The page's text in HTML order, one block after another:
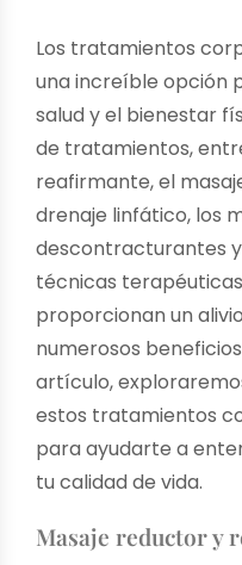
Los tratamientos
una increíble opción
salud y el bienestar
de tratamientos,
reafirmante, el
drenaje linfático, los
descontracturantes
técnicas
proporcionan un
numerosos
artículo,
estos tratamientos
para ayudarte a
tu calidad de vida.
Masaje reductor y